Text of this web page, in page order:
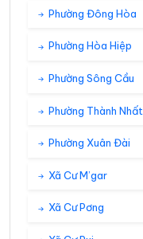
Phường Đông Hòa
Phường Hòa Hiệp
Phường Sông Cầu
Phường Thành Nhất
Phường Xuân Đài
Xã Cư M’gar
Xã Cư Pơng